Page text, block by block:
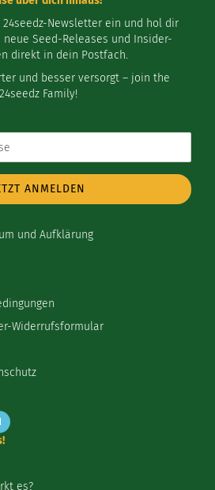
Newsletter ein und hol dir
neue Seed-Releases und Insider-
direkt in dein Postfach.
und besser versorgt – join the
24seedz Family!
und Aufklärung
Widerrufsformular
es?